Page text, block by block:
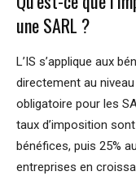
une SARL ?
L’IS s’applique aux
directement au
obligatoire pour les
taux d’imposition
bénéfices, puis 25%
entreprises en